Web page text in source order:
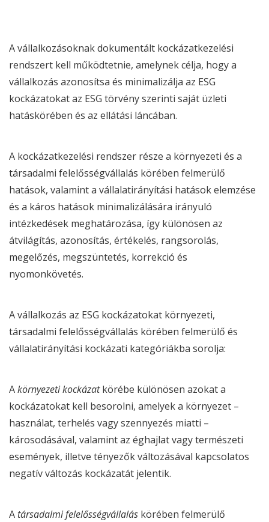
A vállalkozásoknak dokumentált kockázatkezelési
rendszert kell működtetnie, amelynek célja, hogy a
vállalkozás azonosítsa és minimalizálja az ESG
kockázatokat az ESG törvényszerinti saját üzleti
hatáskörében és az ellátási láncában.
A kockázatkezelési rendszer része a környezeti és a
társadalmi felelősségvállalás körében felmerülő
hatások, valamint a vállalatirányítási hatások elemzése
és a káros hatások minimalizálására irányuló
intézkedések meghatározása, így különösen az
átvilágítás, azonosítás, értékelés, rangsorolás,
megelőzés, megszüntetés, korrekció és
nyomonkövetés.
A vállalkozás az ESG kockázatokat környezeti,
társadalmi felelősségvállalás körében felmerülő és
vállalatirányítási kockázati kategóriákba sorolja:
Akörnyezeti kockázatkörébe különösen azokat a
kockázatokat kell besorolni, amelyek a környezet –
használat, terhelés vagy szennyezés miatti –
károsodásával, valamint az éghajlat vagy természeti
események, illetve tényezők változásával kapcsolatos
negatív változás kockázatát jelentik.
A társadalmi felelősségvállalás körében felmerülő